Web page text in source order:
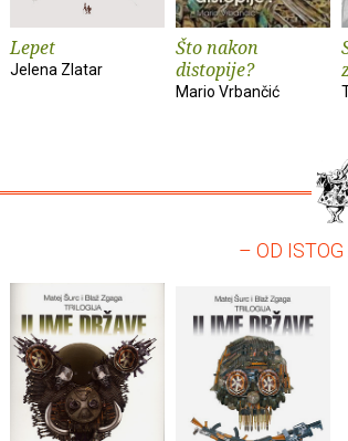
Lepet
Jelena Zlatar
Što nakon
distopije?
Mario Vrbančić
– OD